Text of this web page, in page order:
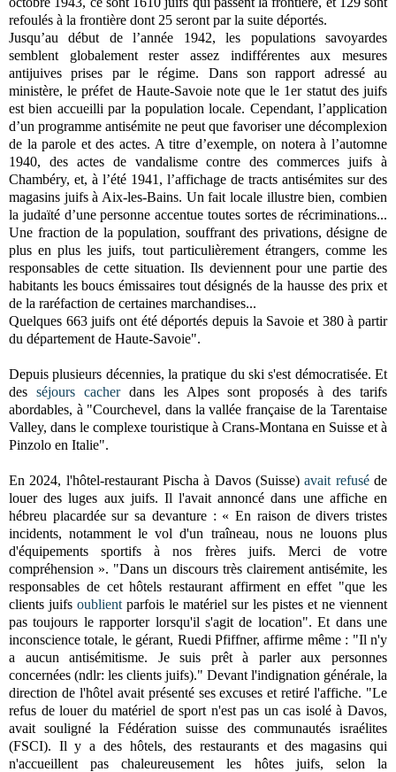
refoulés à la frontière dont 25 seront par la suite déportés.
Jusqu’au début de l’année 1942, les populations savoyardes
semblent globalement rester assez indifférentes aux mesures
antijuives prises par le régime. Dans son rapport adressé au
ministère, le préfet de Haute-Savoie note que le 1er statut des juifs
est bien accueilli par la population locale. Cependant, l’application
d’un programme antisémite ne peut que favoriser une décomplexion
de la parole et des actes. A titre d’exemple, on notera à l’automne
1940, des actes de vandalisme contre des commerces juifs à
Chambéry, et, à l’été 1941, l’affichage de tracts antisémites sur des
magasins juifs à Aix-les-Bains. Un fait locale illustre bien, combien
la judaïté d’une personne accentue toutes sortes de récriminations...
Une fraction de la population, souffrant des privations, désigne de
plus en plus les juifs, tout particulièrement étrangers, comme les
responsables de cette situation. Ils deviennent pour une partie des
habitants les boucs émissaires tout désignés de la hausse des prix et
de la raréfaction de certaines marchandises...
Quelques 663 juifs ont été déportés depuis la Savoie et 380 à partir
du département de Haute-Savoie".
Depuis plusieurs décennies, la pratique du ski s'est démocratisée. Et
des séjours cacherdans les Alpes sont proposés à des tarifs
abordables, à "Courchevel, dans la vallée française de la Tarentaise
Valley, dans le complexe touristique à Crans-Montana en Suisse et à
Pinzolo en Italie".
En 2024, l'hôtel-restaurant Pischa à Davos (Suisse)avait refuséde
louer des luges aux juifs. Il l'avait annoncé dans une affiche en
hébreu placardée sur sa devanture : « En raison de divers tristes
incidents, notamment le vol d'un traîneau, nous ne louons plus
d'équipements sportifs à nos frères juifs. Merci de votre
compréhension ». "Dans un discours très clairement antisémite, les
responsables de cet hôtels restaurant affirment en effet "que les
clients juifs oublient parfois le matériel sur les pistes et ne viennent
pas toujours le rapporter lorsqu'il s'agit de location". Et dans une
inconscience totale, le gérant, Ruedi Pfiffner, affirme même : "Il n'y
a aucun antisémitisme. Je suis prêt à parler aux personnes
concernées (ndlr: les clients juifs)." Devant l'indignation générale, la
direction de l'hôtel avait présenté ses excuses et retiré l'affiche. "Le
refus de louer du matériel de sport n'est pas un cas isolé à Davos,
avait souligné la Fédération suisse des communautés israélites
(FSCI). Il y a des hôtels, des restaurants et des magasins qui
n'accueillent pas chaleureusement les hôtes juifs, selon la